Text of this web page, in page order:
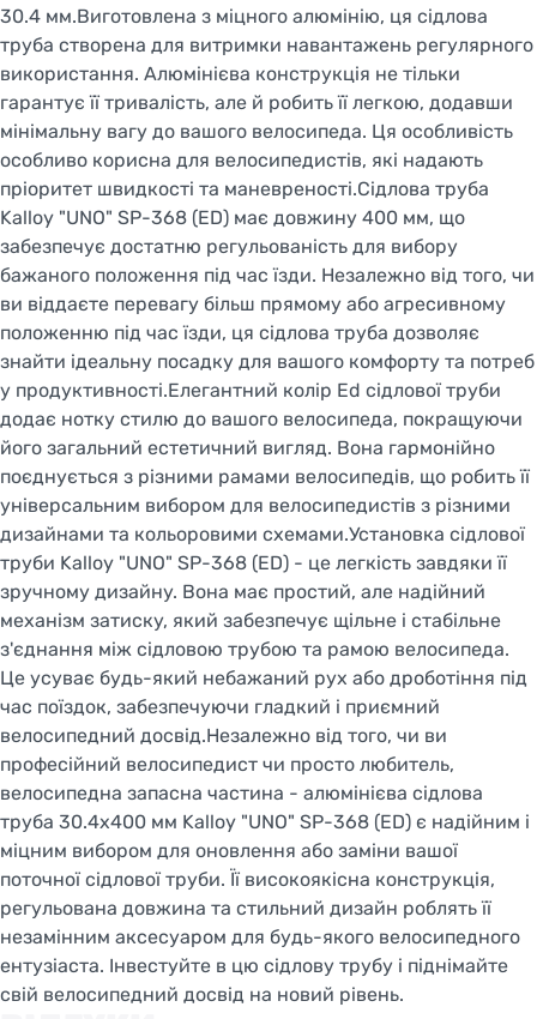
30.4 мм.Виготовлена з міцного алюмінію, ця сідлова
труба створена для витримки навантажень регулярного
використання. Алюмінієва конструкція не тільки
гарантує її тривалість, але й робить її легкою, додавши
мінімальну вагу до вашого велосипеда. Ця особливість
особливо корисна для велосипедистів, які надають
пріоритет швидкості та маневреності.Сідлова труба
Kalloy "UNO" SP-368 (ED) має довжину 400 мм, що
забезпечує достатню регульованість для вибору
бажаного положення під час їзди. Незалежно від того, чи
ви віддаєте перевагу більш прямому або агресивному
положенню під час їзди, ця сідлова труба дозволяє
знайти ідеальну посадку для вашого комфорту та потреб
у продуктивності.Елегантний колір Ed сідлової труби
додає нотку стилю до вашого велосипеда, покращуючи
його загальний естетичний вигляд. Вона гармонійно
поєднується з різними рамами велосипедів, що робить її
універсальним вибором для велосипедистів з різними
дизайнами та кольоровими схемами.Установка сідлової
труби Kalloy "UNO" SP-368 (ED) - це легкість завдяки її
зручному дизайну. Вона має простий, але надійний
механізм затиску, який забезпечує щільне і стабільне
з'єднання між сідловою трубою та рамою велосипеда.
Це усуває будь-який небажаний рух або дроботіння під
час поїздок, забезпечуючи гладкий і приємний
велосипедний досвід.Незалежно від того, чи ви
професійний велосипедист чи просто любитель,
велосипедна запасна частина - алюмінієва сідлова
труба 30.4x400 мм Kalloy "UNO" SP-368 (ED) є надійним і
міцним вибором для оновлення або заміни вашої
поточної сідлової труби. Її високоякісна конструкція,
регульована довжина та стильний дизайн роблять її
незамінним аксесуаром для будь-якого велосипедного
ентузіаста. Інвестуйте в цю сідлову трубу і піднімайте
свій велосипедний досвід на новий рівень.